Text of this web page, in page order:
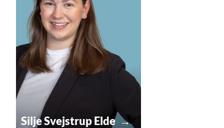
Silje Svejstrup Elde →